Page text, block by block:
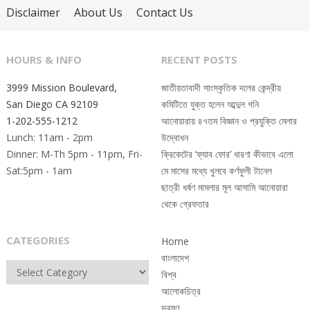
Disclaimer About Us Contact Us
HOURS & INFO
3999 Mission Boulevard,
San Diego CA 92109
1-202-555-1212
Lunch: 11am - 2pm
Dinner: M-Th 5pm - 11pm, Fri-
Sat:5pm - 1am
RECENT POSTS
জাতীয়তাবাদী সাংস্কৃতিক দলের কেন্দ্রীয়
কমিটিতে যুক্ত হলেন আব্দুল গনি
আনোয়ারায় ৪৭তম বিজ্ঞান ও প্রযুক্তি মেলার
উদ্বোধন
ক্রিকেটের ‘ফ্যাব ফোর’ ধারণা কীভাবে এলো
মে মাসের মধ্যে খুলবে কর্ণফুলী টানেল
ছাত্রী ধর্ষণ মামলার মূল আসামি আনোয়ারা
থেকে গ্রেফতার
CATEGORIES
Categories
Home
বাংলাদেশ
বিশ্ব
আলোকচিত্র